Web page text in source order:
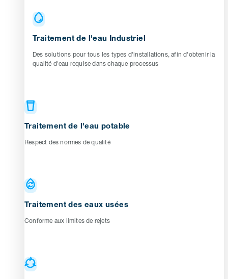
Traitement de l'eau Industriel
Des solutions pour tous les types d'installations, afin d'obtenir la
qualité d'eau requise dans chaque processus
Traitement de l'eau potable
Respect des normes de qualité
Traitement des eaux usées
Conforme aux limites de rejets